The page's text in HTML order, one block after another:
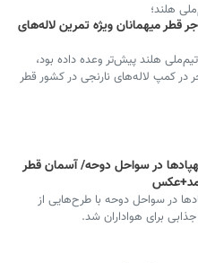
هلند؛
قطر میهمانان‌ ویژه تمرین لاله‌های
هلند پیش‌تر وعده داده بود،
در کمپ لاله‌های نارنجی در کشور قطر
در سواحل دوحه/ آسمان قطر
در سواحل دوحه با طرح‌هایی از